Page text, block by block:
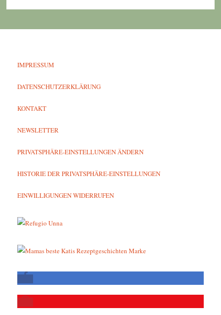
IMPRESSUM
DATENSCHUTZERKLÄRUNG
KONTAKT
NEWSLETTER
PRIVATSPHÄRE-EINSTELLUNGEN ÄNDERN
HISTORIE DER PRIVATSPHÄRE-EINSTELLUNGEN
EINWILLIGUNGEN WIDERRUFEN